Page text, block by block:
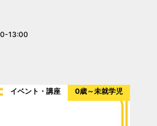
13:00
イベント・講座 0歳～未就学児